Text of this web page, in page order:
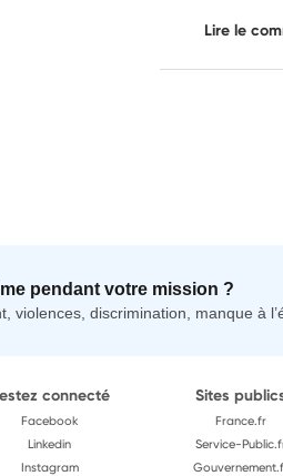
Lire le
pendant votre mission ?
violences, discrimination, manque à
connecté
Facebook
Linkedin
Instagram
Sites
France.fr
Service-